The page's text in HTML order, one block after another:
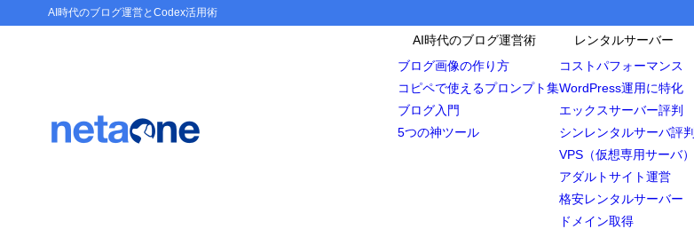
AI時代のブログ運営とCodex活用術
AI時代のブログ運営術
ブログ画像の作り方
コピペで使えるプロンプト集
ブログ入門
5つの神ツール
レンタルサーバー
コストパフォーマンス
WordPress運用に特化
エックスサーバー評判
シンレンタルサーバ評判
VPS（仮想専用サーバ）
アダルトサイト運営
格安レンタルサーバー
ドメイン取得